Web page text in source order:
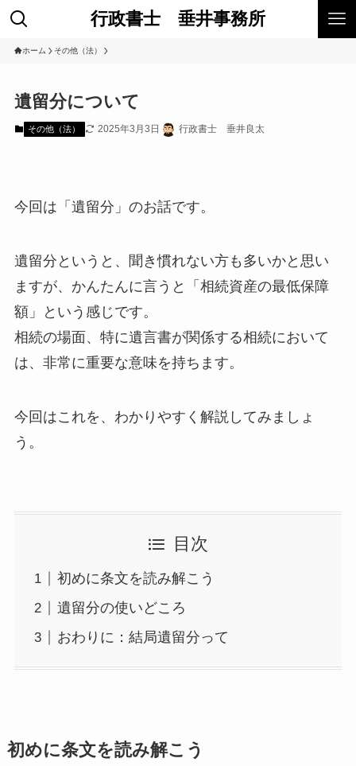
行政書士 垂井事務所
ホーム その他（法）
遺留分について
その他（法） 2025年3月3日 行政書士 垂井良太
今回は「遺留分」のお話です。
遺留分というと、聞き慣れない方も多いかと思い
ますが、かんたんに言うと「相続資産の最低保障
額」という感じです。
相続の場面、特に遺言書が関係する相続において
は、非常に重要な意味を持ちます。
今回はこれを、わかりやすく解説してみましょ
う。
目次
初めに条文を読み解こう
遺留分の使いどころ
おわりに：結局遺留分って
初めに条文を読み解こう